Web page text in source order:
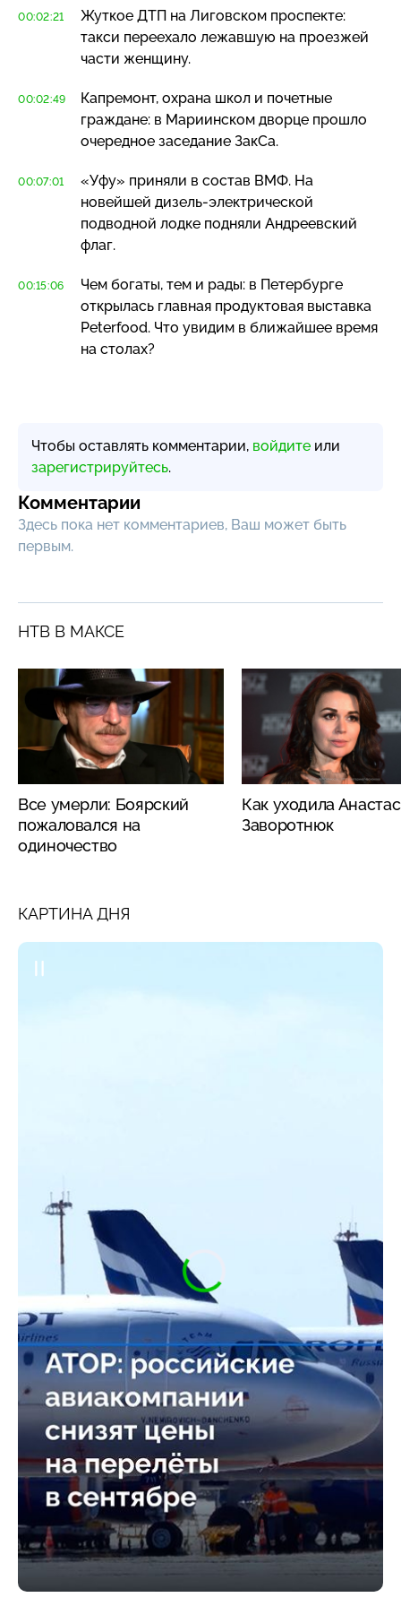
00:02:21
Жуткое ДТП на Лиговском проспекте:
такси переехало лежавшую на проезжей
части женщину.
00:02:49
Капремонт, охрана школ и почетные
граждане: в Мариинском дворце прошло
очередное заседание ЗакСа.
00:07:01
«Уфу» приняли в состав ВМФ. На
новейшей дизель-электрической
подводной лодке подняли Андреевский
флаг.
00:15:06
Чем богаты, тем и рады: в Петербурге
открылась главная продуктовая выставка
Peterfood. Что увидим в ближайшее время
на столах?
Чтобы оставлять комментарии, войдите или
зарегистрируйтесь.
Комментарии
Здесь пока нет комментариев, Ваш может быть
первым.
НТВ В МАКСЕ
Все умерли: Боярский
пожаловался на
одиночество
Как уходила
Заворотнюк
КАРТИНА ДНЯ